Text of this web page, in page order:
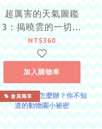
超厲害的天氣圖鑑
3：揭曉雲的一切奧
祕！
NT$360
加入購物車
會員獨享